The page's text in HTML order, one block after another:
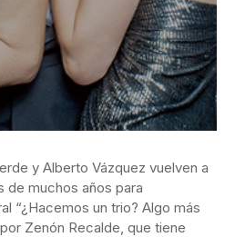
y Alberto Vázquez vuelven a
de muchos años para
“¿Hacemos un trio? Algo más
Zenón Recalde, que tiene